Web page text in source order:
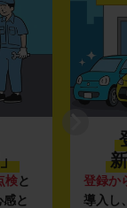
検と
と
登録か
導入し